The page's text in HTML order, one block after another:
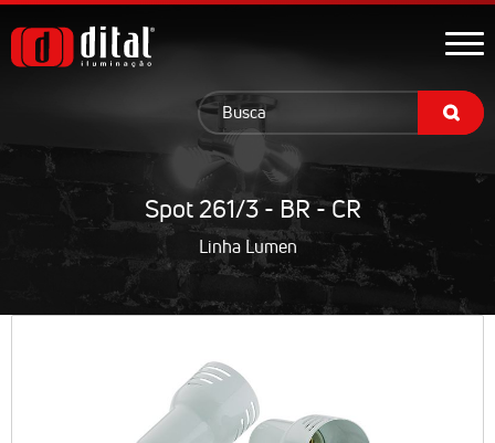
Spot 261/3 - BR - CR
Linha Lumen